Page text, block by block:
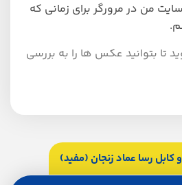
من در مرورگر برای زمانی که
تا بتوانید عکس ها را به بررسی
کابل رسا عماد زنجان (مفید)